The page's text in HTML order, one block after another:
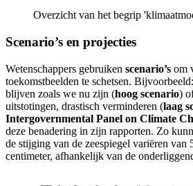
Overzicht van het begrip
Scenario’s en projecties
Wetenschappers gebruiken scenario’s om
toekomstbeelden te schetsen.
blijven zoals we nu zijn (hoog scenario)
uitstotingen, drastisch verminderen (laag
Intergovernmental Panel on Climate
deze benadering in zijn rapporten. Zo
de stijging van de zeespiegel variëren van
centimeter, afhankelijk van de